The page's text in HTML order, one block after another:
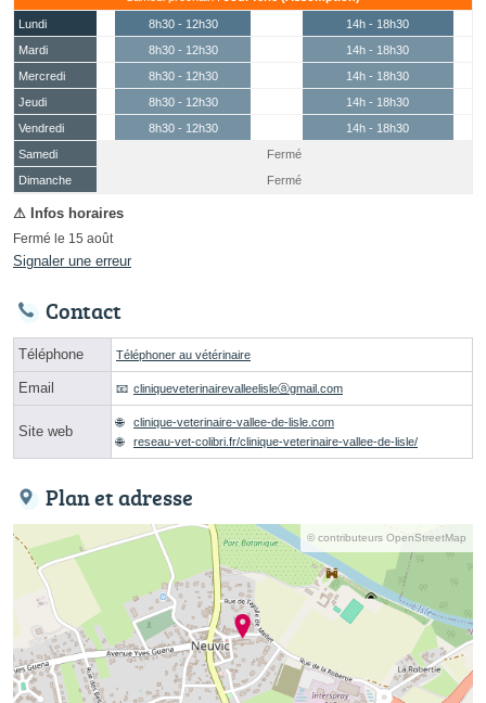
Lundi 8h30 - 12h30
14h - 18h30
Mardi
8h30 - 12h30
14h - 18h30
Mercredi
8h30 - 12h30
14h - 18h30
Jeudi
8h30 - 12h30
14h - 18h30
Vendredi
8h30 - 12h30
14h - 18h30
Samedi
(15 août)
Fermé
Dimanche
Fermé
Fermé le 15 août
Signaler une erreur
Contact
Téléphone Téléphoner au vétérinaire
Email cliniqueveterinairevalleelisleⓐgmail.com
Site web
clinique-veterinaire-vallee-de-lisle.com
reseau-vet-colibri.fr/clinique-veterinaire-vallee-de-lisle/
Plan et adresse
© contributeurs OpenStreetMap